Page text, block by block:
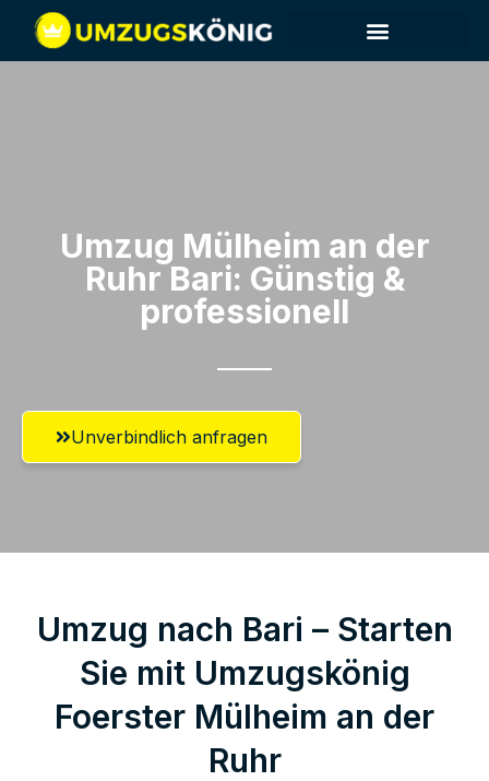
Umzug Mülheim an der
Ruhr​ Bari: Günstig &
professionell​
Unverbindlich anfragen
Umzug nach Bari – Starten
Sie mit Umzugskönig
Foerster Mülheim an der
Ruhr